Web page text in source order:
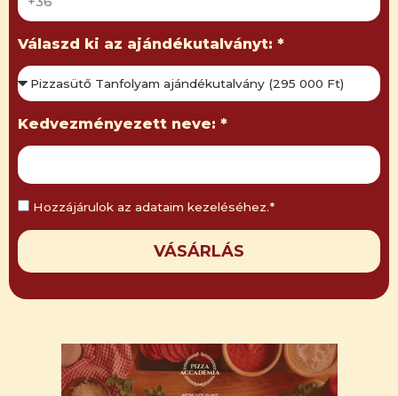
Válaszd ki az ajándékutalványt: *
Kedvezményezett neve: *
Hozzájárulok az adataim kezeléséhez.*
VÁSÁRLÁS